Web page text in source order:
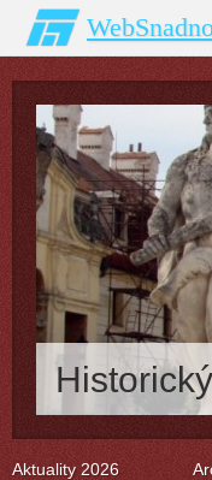
Aktuality 2026